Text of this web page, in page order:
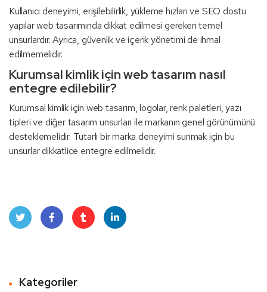
Kullanıcı deneyimi, erişilebilirlik, yükleme hızları ve SEO dostu
yapılar web tasarımında dikkat edilmesi gereken temel
unsurlardır. Ayrıca, güvenlik ve içerik yönetimi de ihmal
edilmemelidir.
Kurumsal kimlik için web tasarım nasıl
entegre edilebilir?
Kurumsal kimlik için web tasarım, logolar, renk paletleri, yazı
tipleri ve diğer tasarım unsurları ile markanın genel görünümünü
desteklemelidir. Tutarlı bir marka deneyimi sunmak için bu
unsurlar dikkatlice entegre edilmelidir.
Kategoriler